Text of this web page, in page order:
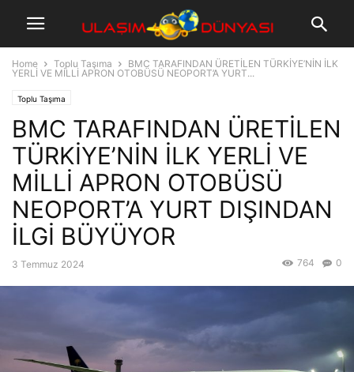
Home Toplu Taşıma
BMC TARAFINDAN ÜRETİLEN TÜRKİYE’NİN İLK
YERLİ VE MİLLİ APRON OTOBÜSÜ NEOPORT’A YURT...
Toplu Taşıma
BMC TARAFINDAN ÜRETİLEN
TÜRKİYE’NİN İLK YERLİ VE
MİLLİ APRON OTOBÜSÜ
NEOPORT’A YURT DIŞINDAN
İLGİ BÜYÜYOR
3 Temmuz 2024 0
764